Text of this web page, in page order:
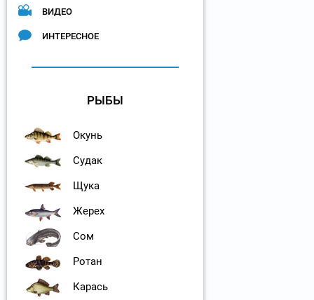
ВИДЕО
ИНТЕРЕСНОЕ
РЫБЫ
Окунь
Судак
Щука
Жерех
Сом
Ротан
Карась